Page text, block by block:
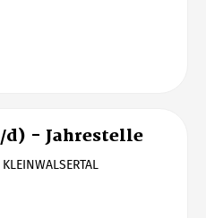
- Jahrestelle